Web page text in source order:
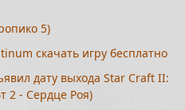
5)
скачать игру бесплатно
дату выхода Star Craft II:
2 - Сердце Роя)